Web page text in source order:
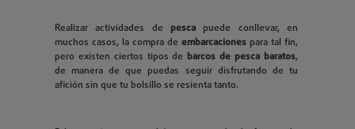
Realizar actividades de pescapuede conllevar, en
muchos casos, la compra de embarcacionespara tal fin,
pero existen ciertos tipos de barcos de pesca baratos,
de manera de que puedas seguir disfrutando de tu
afición sin que tu bolsillo se resienta tanto.